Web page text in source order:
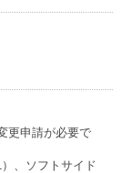
更申請が必要で
、ソフトサイド